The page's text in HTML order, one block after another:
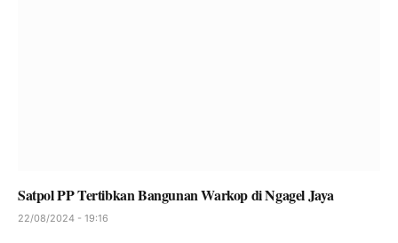
Satpol PP Tertibkan Bangunan Warkop di Ngagel Jaya
22/08/2024 - 19:16